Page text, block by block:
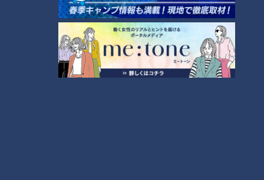
高橋宏斗投手(C)CBCテレビ
１軍の北谷で最も目立っていたのは、高橋宏斗である。２３歳